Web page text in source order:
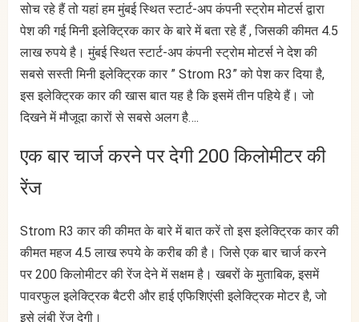
सोच रहे हैं तो यहां हम मुंबई स्थित स्टार्ट-अप कंपनी स्ट्रोम मोटर्स द्वारा
पेश की गई मिनी इलेक्ट्रिक कार के बारे में बता रहे हैं , जिसकी कीमत 4.5
लाख रुपये है। मुंबई स्थित स्टार्ट-अप कंपनी स्ट्रोम मोटर्स ने देश की
सबसे सस्ती मिनी इलेक्ट्रिक कार ” Strom R3” को पेश कर दिया है,
इस इलेक्ट्रिक कार की खास बात यह है कि इसमें तीन पहिये हैं। जो
दिखने में मौजूदा कारों से सबसे अलग है….
एक बार चार्ज करने पर देगी 200 किलोमीटर की
रेंज
Strom R3 कार की कीमत के बारे में बात करें तो इस इलेक्ट्रिक कार की
कीमत महज 4.5 लाख रुपये के करीब की है। जिसे एक बार चार्ज करने
पर 200 किलोमीटर की रेंज देने में सक्षम है। खबरों के मुताबिक, इसमें
पावरफुल इलेक्ट्रिक बैटरी और हाई एफिशिएंसी इलेक्ट्रिक मोटर है, जो
इसे लंबी रेंज देगी।